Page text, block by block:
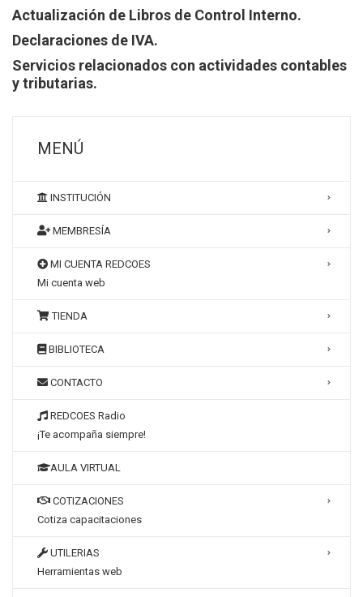
Actualización de Libros de Control Interno.
Declaraciones de IVA.
Servicios relacionados con actividades contables
y tributarias.
MENÚ
INSTITUCIÓN
MEMBRESÍA
MI CUENTA REDCOES
Mi cuenta web
TIENDA
BIBLIOTECA
CONTACTO
REDCOES Radio
¡Te acompaña siempre!
AULA VIRTUAL
COTIZACIONES
Cotiza capacitaciones
UTILERIAS
Herramientas web